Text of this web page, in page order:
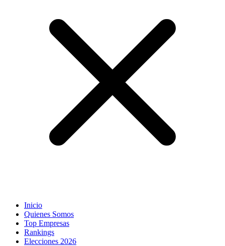
Inicio
Quienes Somos
Top Empresas
Rankings
Elecciones 2026